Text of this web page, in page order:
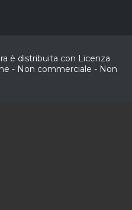
è distribuita con Licenza
- Non commerciale - Non